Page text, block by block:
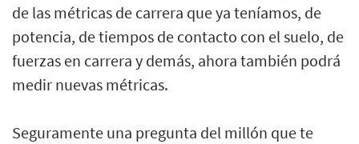
de las métricas de carrera que ya teníamos, de
potencia, de tiempos de contacto con el suelo, de
fuerzas en carrera y demás, ahora también podrá
medir nuevas métricas.
Seguramente una pregunta del millón que te